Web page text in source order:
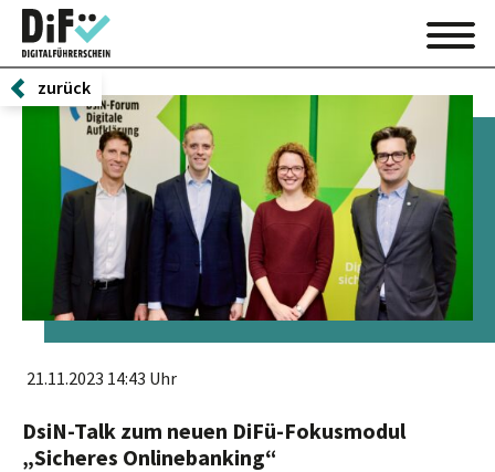
zurück
21.11.2023 14:43 Uhr
DsiN-Talk zum neuen DiFü-Fokusmodul
„Sicheres Onlinebanking“